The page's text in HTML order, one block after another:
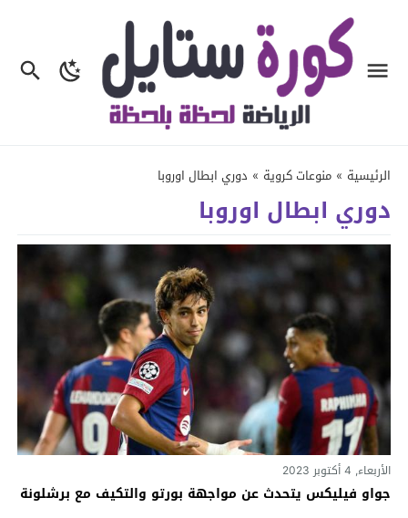
الرئيسية » منوعات كروية » دوري ابطال اوروبا
دوري ابطال اوروبا
الأربعاء, 4 أكتوبر 2023
جواو فيليكس يتحدث عن مواجهة بورتو والتكيف مع برشلونة